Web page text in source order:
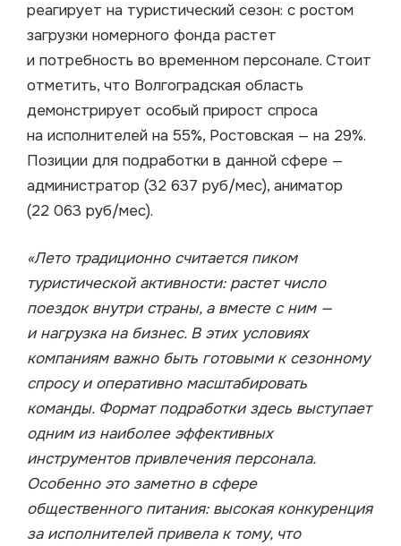
реагирует на туристический сезон: с ростом
загрузки номерного фонда растет
и потребность во временном персонале. Стоит
отметить, что Волгоградская область
демонстрирует особый прирост спроса
на исполнителей на 55%, Ростовская — на 29%.
Позиции для подработки в данной сфере —
администратор (32 637 руб/мес), аниматор
(22 063 руб/мес).
«Лето традиционно считается пиком
туристической активности: растет число
поездок внутри страны, а вместе с ним —
и нагрузка на бизнес. В этих условиях
компаниям важно быть готовыми к сезонному
спросу и оперативно масштабировать
команды. Формат подработки здесь выступает
одним из наиболее эффективных
инструментов привлечения персонала.
Особенно это заметно в сфере
общественного питания: высокая конкуренция
за исполнителей привела к тому, что